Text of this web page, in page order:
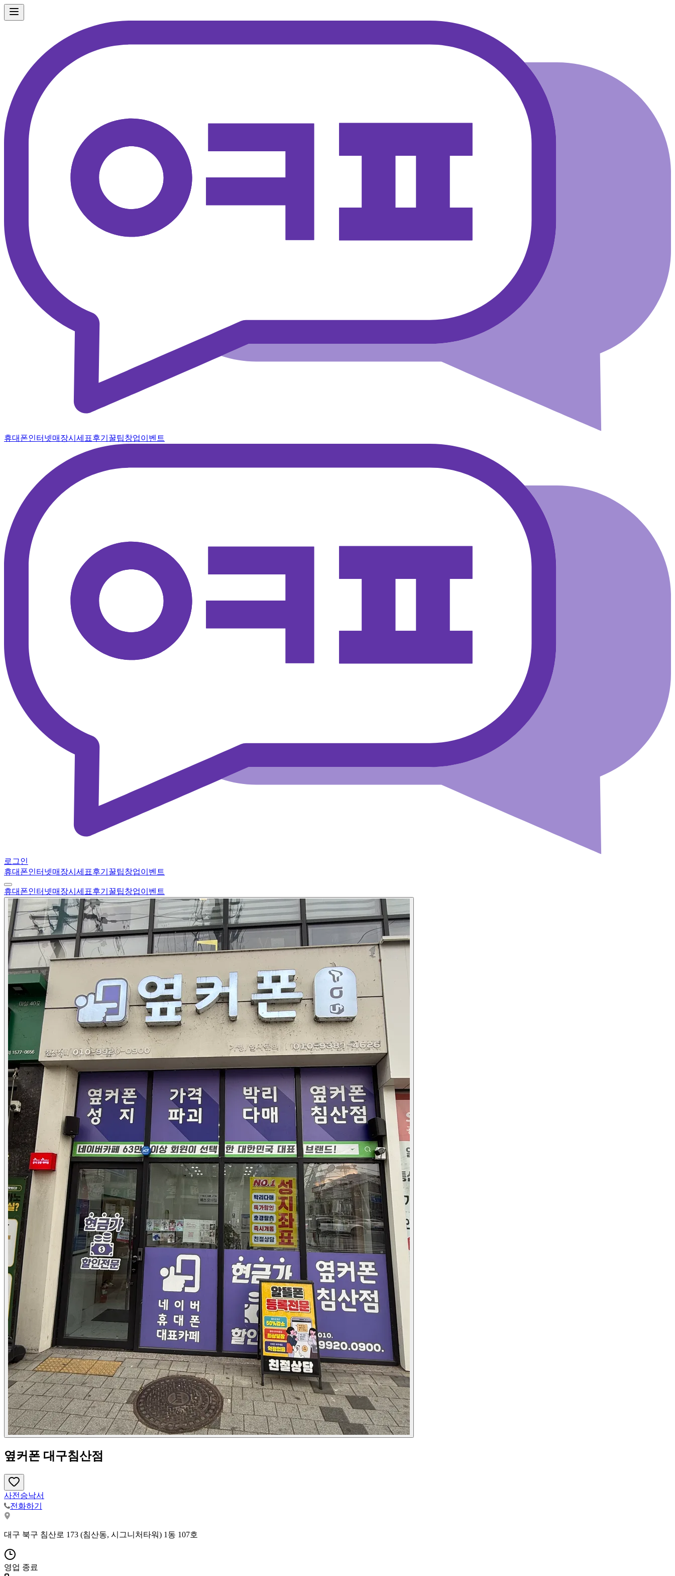
휴대폰인터넷매장시세표후기 꿀팁창업이벤트
로그인
휴대폰인터넷매장시세표후기 꿀팁창업이벤트
휴대폰인터넷매장시세표후기 꿀팁창업이벤트
옆커폰 대구침산점
사전승낙서
전화하기
대구 북구 침산로 173 (침산동, 시그니처타워) 1동 107호
영업 종료